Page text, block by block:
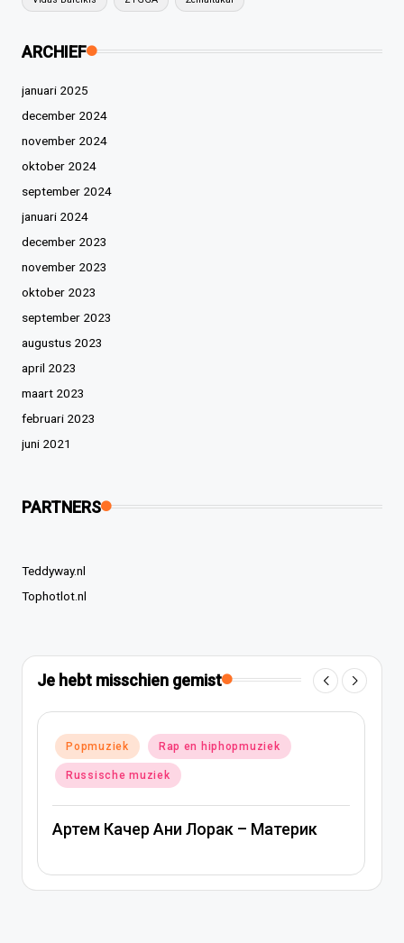
ARCHIEF
januari 2025
december 2024
november 2024
oktober 2024
september 2024
januari 2024
december 2023
november 2023
oktober 2023
september 2023
augustus 2023
april 2023
maart 2023
februari 2023
juni 2021
PARTNERS
Teddyway.nl
Tophotlot.nl
Je hebt misschien gemist
Geplaatst
in
Popmuziek Russische muziek